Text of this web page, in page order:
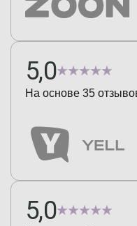
5,0
На основе 35
5,0